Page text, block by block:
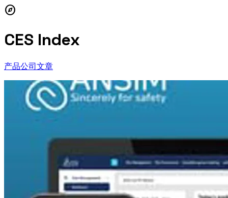
explore
CES Index
产品公司文章